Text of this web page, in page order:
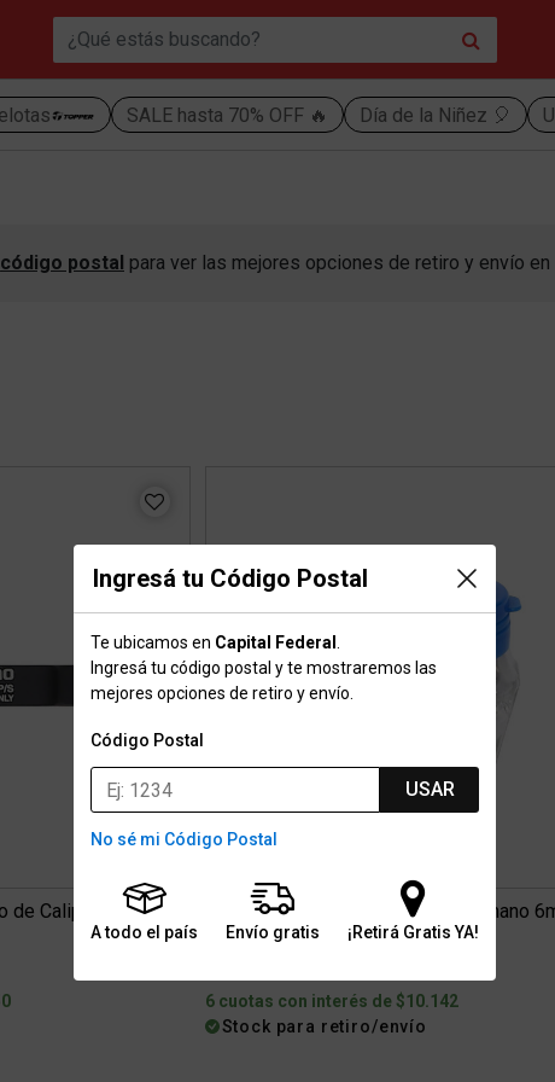
SALE hasta 70% OFF 🔥 Día de la Niñez 🎈
Ingresá tu Código Postal
Te ubicamos en Capital Federal
Ingresá tu código postal y te mostraremos las
mejores opciones de retiro y envío.
Código Postal
USAR
No sé mi Código Postal
A todo el país Envío gratis ¡Retirá Gratis YA!
código postal para ver las mejores opciones de retiro y envío en
de Caliper F160p Terminal para Funda de Freno Shimano
6 cuotas con interés de $10.142
Stock para retiro/envío